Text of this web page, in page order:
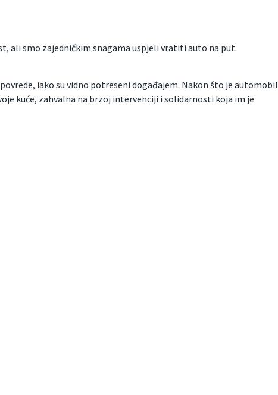
ali smo zajedničkim snagama uspjeli vratiti auto na put.
iako su vidno potreseni događajem. Nakon što je automobil
kuće, zahvalna na brzoj intervenciji i solidarnosti koja im je